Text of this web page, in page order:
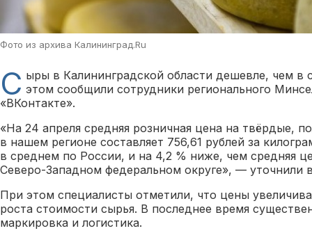
Фото из архива Калининград.Ru
С ыры в Калининградской области дешевле, чем в
этом сообщили сотрудники регионального
«ВКонтакте».
«На 24 апреля средняя розничная цена на твёрдые,
в нашем регионе составляет 756,61 рублей за
в среднем по России, и на 4,2 % ниже, чем средняя
Северо-Западном федеральном округе», — уточнили
При этом специалисты отметили, что цены
роста стоимости сырья. В последнее время
маркировка и логистика.